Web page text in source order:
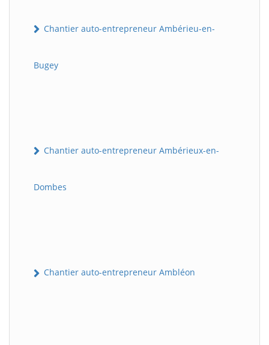
Chantier auto-entrepreneur Ambérieu-en-
Bugey
Chantier auto-entrepreneur Ambérieux-en-
Dombes
Chantier auto-entrepreneur Ambléon